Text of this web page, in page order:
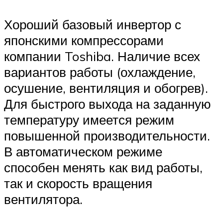
Хороший базовый инвертор с
японскими компрессорами
компании Toshiba. Наличие всех
вариантов работы (охлаждение,
осушение, вентиляция и обогрев).
Для быстрого выхода на заданную
температуру имеется режим
повышенной производительности.
В автоматическом режиме
способен менять как вид работы,
так и скорость вращения
вентилятора.